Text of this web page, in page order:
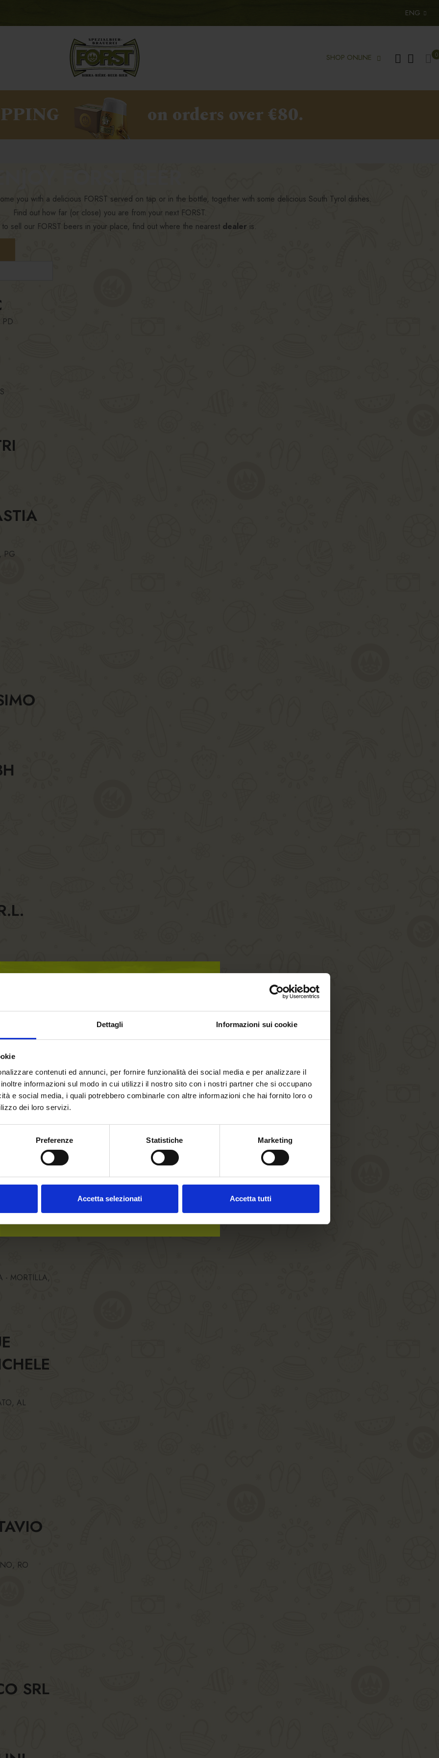
Welcome to our website.
Are you of legal drinking
Dettagli Informazioni sui cookie
contenuti ed annunci, per fornire funzionalità dei social media e per analizzare il
informazioni sul modo in cui utilizzi il nostro sito con i nostri partner che si occupano
e social media, i quali potrebbero combinarle con altre informazioni che hai fornito loro o
dei loro servizi.
Preferenze Statistiche Marketing
Accetta selezionati Accetta tutti
ENG
SHOP ONLINE 0
on orders over €80.
you with a delicious FORST served on tap or in the bottle, together with some delicious South Tyrol dishes.
Find out how far (or close) you are from your next FORST.
to sell our FORST beers in your place, find out where the nearest dealer is.
PG
- MORTILLA,
AL
RO
SRL